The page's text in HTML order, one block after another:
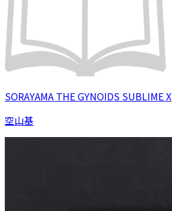
SORAYAMA THE GYNOIDS SUBLIME X
空山基